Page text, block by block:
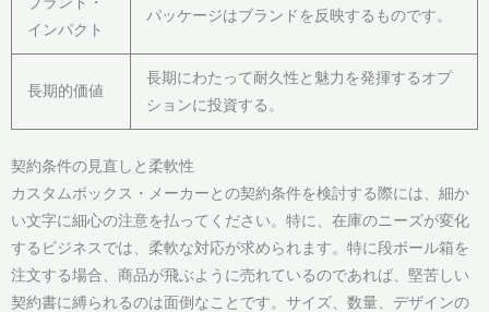
インパクト
パッケージはブランドを反映するものです。
長期的価値
長期にわたって耐久性と魅力を発揮するオプ
ションに投資する。
契約条件の見直しと柔軟性
カスタムボックス・メーカーとの契約条件を検討する際には、細か
い文字に細心の注意を払ってください。特に、在庫のニーズが変化
するビジネスでは、柔軟な対応が求められます。特に段ボール箱を
注文する場合、商品が飛ぶように売れているのであれば、堅苦しい
契約書に縛られるのは面倒なことです。サイズ、数量、デザインの